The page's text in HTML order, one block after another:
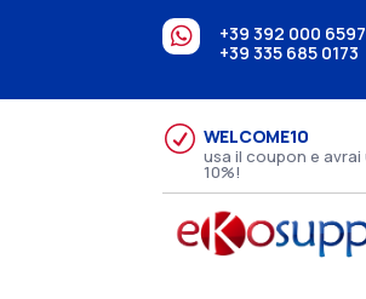

+39 392 000 6597
+39 335 685 0173
R WELCOME10
usa il coupon e
10%!